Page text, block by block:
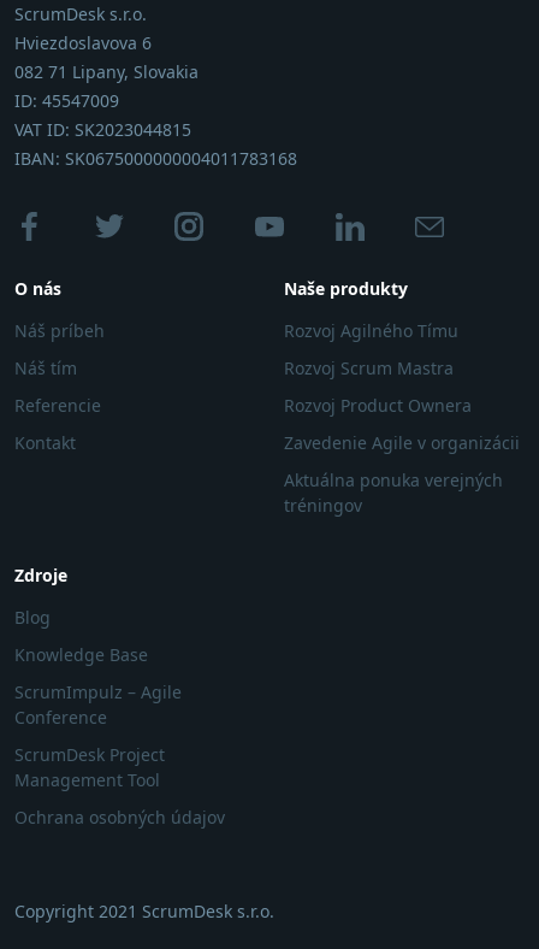
ScrumDesk s.r.o.
Hviezdoslavova 6
082 71 Lipany, Slovakia
ID: 45547009
VAT ID: SK2023044815
IBAN: SK0675000000004011783168
O nás
Náš príbeh
Náš tím
Referencie
Kontakt
Naše produkty
Rozvoj Agilného Tímu
Rozvoj Scrum Mastra
Rozvoj Product Ownera
Zavedenie Agile v organizácii
Aktuálna ponuka verejných
tréningov
Zdroje
Blog
Knowledge Base
ScrumImpulz – Agile
Conference
ScrumDesk Project
Management Tool
Ochrana osobných údajov
Copyright 2021 ScrumDesk s.r.o.